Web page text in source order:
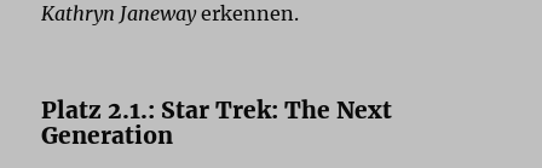
Kathryn Janewayerkennen.
Platz 2.1.: Star Trek: The Next
Generation